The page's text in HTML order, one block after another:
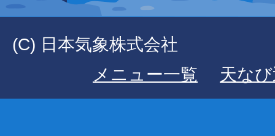
(C) 日本気象株式会社
メニュー一覧
天な